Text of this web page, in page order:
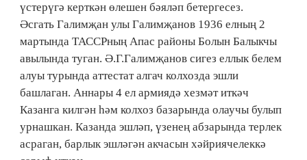
үстерүгә керткән өлешен бәяләп бетергесез.
Әсгать Галимҗан улы Галимҗанов 1936 елның 2
мартында ТАССРның Апас районы Болын Балыкчы
авылында туган. Ә.Г.Галимҗанов сигез еллык белем
алуы турында аттестат алгач колхозда эшли
башлаган. Аннары 4 ел армиядә хезмәт иткәч
Казанга килгән һәм колхоз базарында олаучы булып
урнашкан. Казанда эшләп, үзенең абзарында терлек
асраган, барлык эшләгән акчасын хәйриячелеккә